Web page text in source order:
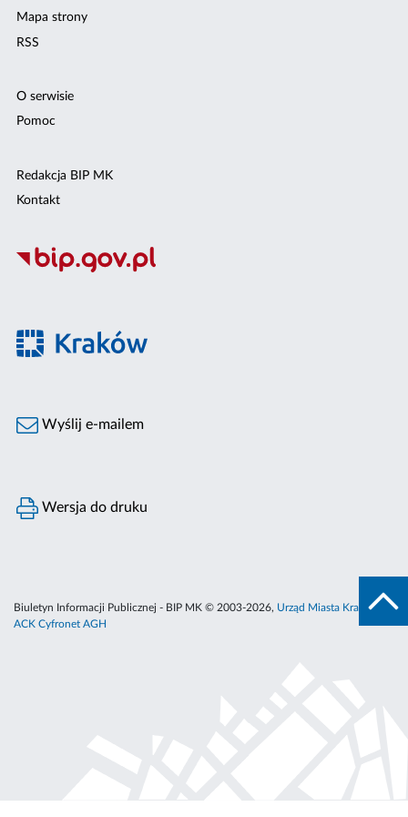
Mapa strony
RSS
O serwisie
Pomoc
Redakcja BIP MK
Kontakt
Wyślij e-mailem
Wersja do druku
Biuletyn Informacji Publicznej - BIP MK © 2003-2026, Urząd Miasta Krakowa
ACK Cyfronet AGH